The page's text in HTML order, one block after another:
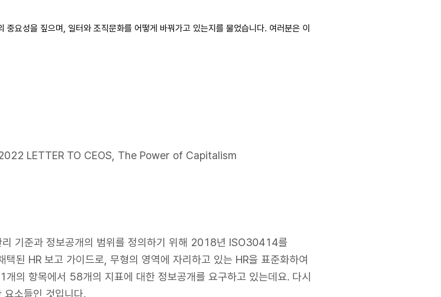
요성을 짚으며, 일터와 조직문화를 어떻게 바꿔가고 있는지를 물었습니다. 여러분은 이
LETTER TO CEOS, The Power of Capitalism
기준과 정보공개의 범위를 정의하기 위해 2018년 ISO30414를
된 HR 보고 가이드로, 무형의 영역에 자리하고 있는 HR을 표준화하여
의 항목에서 58개의 지표에 대한 정보공개를 요구하고 있는데요. 다시
소들인 것입니다.